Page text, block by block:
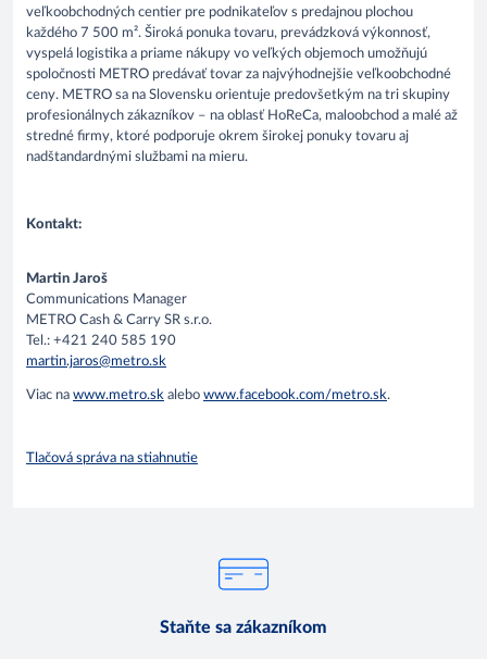
veľkoobchodných centier pre podnikateľov s predajnou plochou
každého 7 500 m². Široká ponuka tovaru, prevádzková výkonnosť,
vyspelá logistika a priame nákupy vo veľkých objemoch umožňujú
spoločnosti METRO predávať tovar za najvýhodnejšie veľkoobchodné
ceny. METRO sa na Slovensku orientuje predovšetkým na tri skupiny
profesionálnych zákazníkov – na oblasť HoReCa, maloobchod a malé až
stredné firmy, ktoré podporuje okrem širokej ponuky tovaru aj
nadštandardnými službami na mieru.
Kontakt:
Martin Jaroš
Communications Manager
METRO Cash & Carry SR s.r.o.
Tel.: +421 240 585 190
martin.jaros@metro.sk
Viac na www.metro.sk alebo www.facebook.com/metro.sk.
Tlačová správa na stiahnutie
Staňte sa zákazníkom